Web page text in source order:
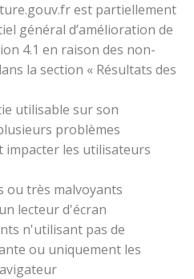
est partiellement
général d’amélioration de
4.1 en raison des non-
la section « Résultats des
utilisable sur son
problèmes
impacter les utilisateurs
ou très malvoyants
lecteur d'écran
n'utilisant pas de
ou uniquement les